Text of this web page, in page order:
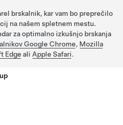
brskalnik, kar vam bo preprečilo
na našem spletnem mestu.
za optimalno izkušnjo brskanja
Google Chrome, Mozilla
Edge ali Apple Safari.